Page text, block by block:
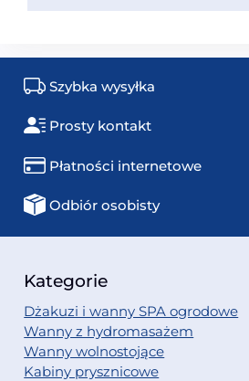
Szybka wysyłka
Prosty kontakt
Płatności internetowe
Odbiór osobisty
Kategorie
Dżakuzi i wanny SPA ogrodowe
Wanny z hydromasażem
Wanny wolnostojące
Kabiny prysznicowe